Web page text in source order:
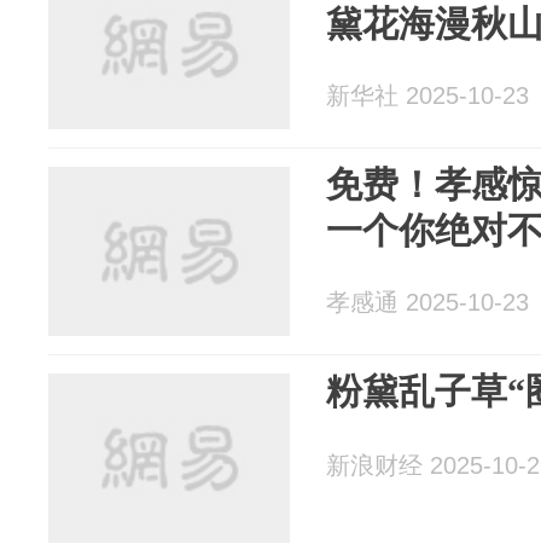
黛花海漫秋
新华社 2025-10-23
免费！孝感
一个你绝对
孝感通 2025-10-23
粉黛乱子草“
新浪财经 2025-10-